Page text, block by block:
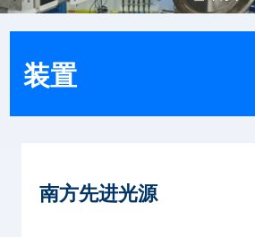
装置
南方先进光源